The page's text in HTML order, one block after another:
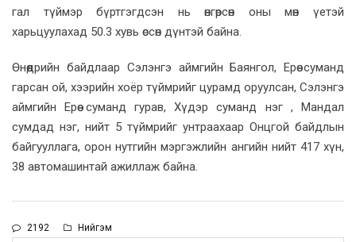
гал түймэр бүртгэгдсэн нь өнгөрсөн оны мөн үетэй
харьцуулахад 50.3 хувь өссөн дүнтэй байна.
Өнөөдрийн байдлаар Сэлэнгэ аймгийн Баянгол, Ерөө суманд
гарсан ой, хээрийн хоёр түймрийг цурамд оруулсан, Сэлэнгэ
аймгийн Ерөө суманд гурав, Хүдэр суманд нэг , Мандал
сумдад нэг, нийт 5 түймрийг унтраахаар Онцгой байдлын
байгууллага, орон нутгийн мэргэжлийн ангийн нийт 417 хүн,
38 автомашинтай ажиллаж байна.
2192 Нийгэм